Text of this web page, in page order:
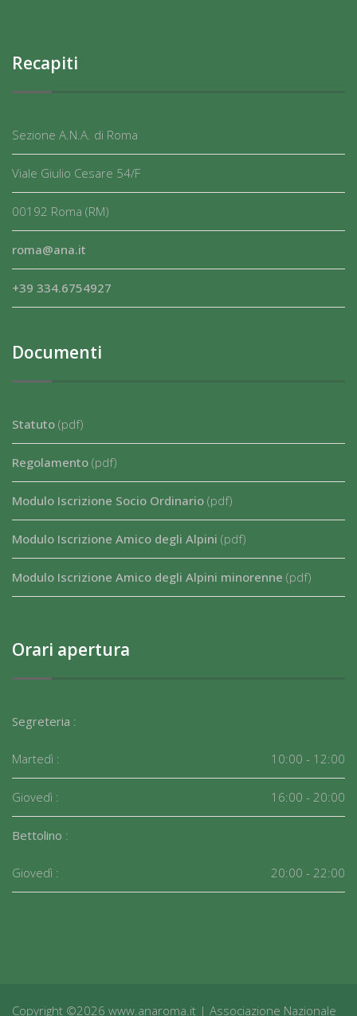
Recapiti
Sezione A.N.A. di Roma
Viale Giulio Cesare 54/F
00192 Roma (RM)
roma@ana.it
+39 334.6754927
Documenti
Statuto (pdf)
Regolamento (pdf)
Modulo Iscrizione Socio Ordinario (pdf)
Modulo Iscrizione Amico degli Alpini (pdf)
Modulo Iscrizione Amico degli Alpini minorenne (pdf)
Orari apertura
Segreteria :
Martedì : 10:00 - 12:00
Giovedì : 16:00 - 20:00
Bettolino :
Giovedì : 20:00 - 22:00
Copyright ©2026 www.anaroma.it | Associazione Nazionale